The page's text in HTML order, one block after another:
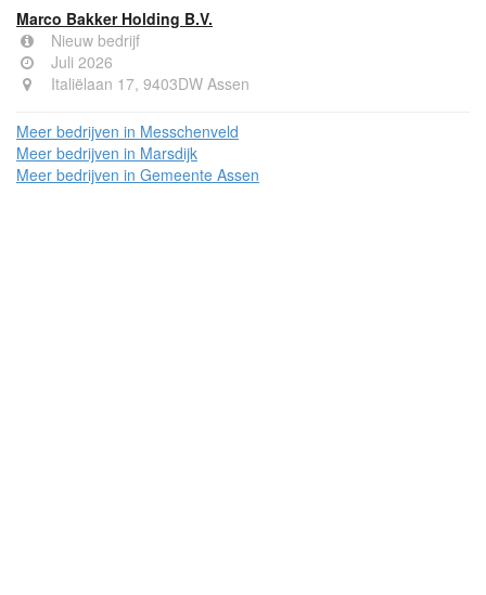
Marco Bakker Holding B.V.
Nieuw bedrijf
Juli 2026
Italiëlaan 17, 9403DW Assen
Meer bedrijven in Messchenveld
Meer bedrijven in Marsdijk
Meer bedrijven in Gemeente Assen